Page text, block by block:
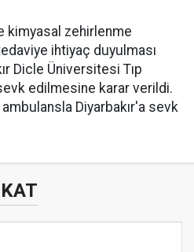
kimyasal zehirlenme
ihtiyaç duyulması
Dicle Üniversitesi Tıp
edilmesine karar verildi.
Diyarbakır'a sevk